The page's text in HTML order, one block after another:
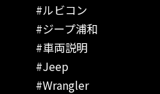
#ルビコン
#ジープ浦和
#車両説明
#Jeep
#Wrangler